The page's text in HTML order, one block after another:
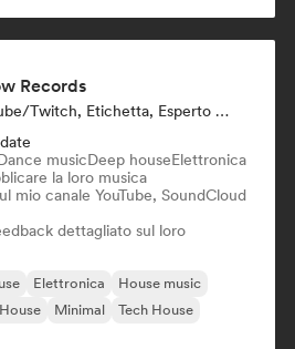
Records
Canale Youtube/Twitch, Etichetta, Esperto Del Suono
musicDeep houseElettronica
la loro musica
mio canale YouTube, SoundCloud
dettagliato sul loro
Elettronica
House music
Minimal
Tech House